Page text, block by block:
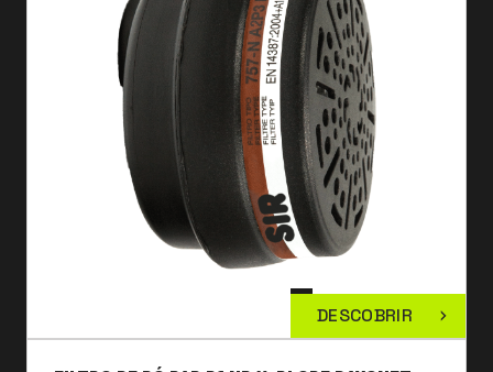
DESCOBRIR